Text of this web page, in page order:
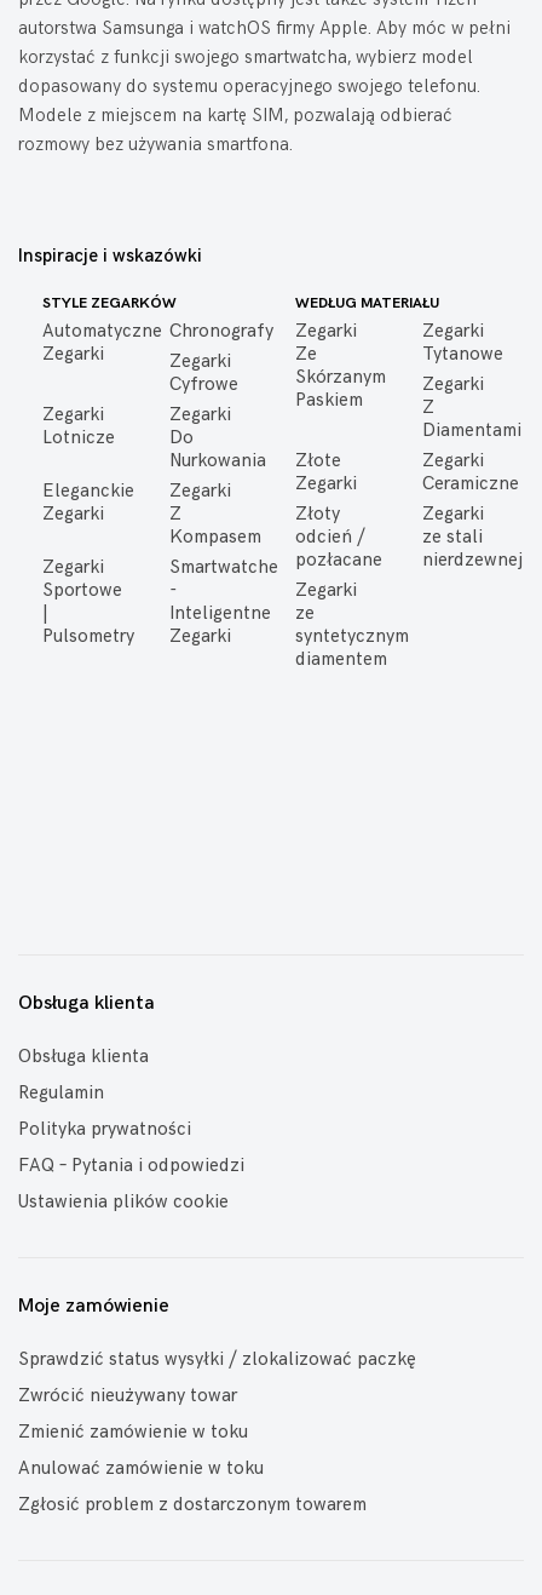
autorstwa Samsunga i watchOS firmy Apple. Aby móc w pełni
korzystać z funkcji swojego smartwatcha, wybierz model
dopasowany do systemu operacyjnego swojego telefonu.
Modele z miejscem na kartę SIM, pozwalają odbierać
rozmowy bez używania smartfona.
Inspiracje i wskazówki
STYLE ZEGARKÓW
Automatyczne
Zegarki
Chronografy
Zegarki
Cyfrowe
Zegarki
Lotnicze
Zegarki
Do
Nurkowania
Eleganckie
Zegarki
Zegarki
Z
Kompasem
Zegarki
Sportowe
Pulsometry
Smartwatche
-
Inteligentne
Zegarki
WEDŁUG MATERIAŁU
Zegarki
Ze
Skórzanym
Paskiem
Zegarki
Tytanowe
Zegarki
Z
Diamentami
Złote
Zegarki
Zegarki
Ceramiczne
Złoty
odcień /
pozłacane
Zegarki
ze stali
nierdzewnej
Zegarki
ze
syntetycznym
diamentem
Obsługa klienta
Obsługa klienta
Regulamin
Polityka prywatności
FAQ – Pytania i odpowiedzi
Ustawienia plików cookie
Moje zamówienie
Sprawdzić status wysyłki / zlokalizować paczkę
Zwrócić nieużywany towar
Zmienić zamówienie w toku
Anulować zamówienie w toku
Zgłosić problem z dostarczonym towarem